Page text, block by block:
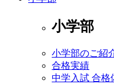
小学部
小学部のご紹
合格実績
中学入試 合格